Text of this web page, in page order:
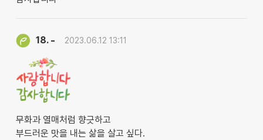
18. - 2023.06.12 13:11
무화과 열매처럼 향긋하고
부드러운 맛을 내는 삶을 살고 싶다.